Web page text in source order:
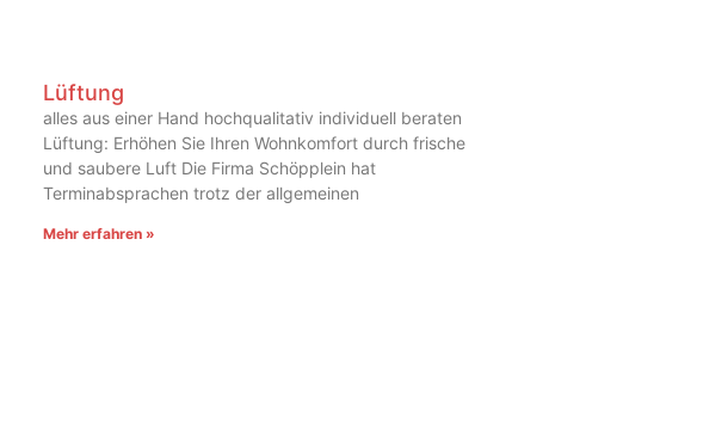
Lüftung
alles aus einer Hand hochqualitativ individuell beraten
Lüftung: Erhöhen Sie Ihren Wohnkomfort durch frische
und saubere Luft Die Firma Schöpplein hat
Terminabsprachen trotz der allgemeinen
Mehr erfahren »